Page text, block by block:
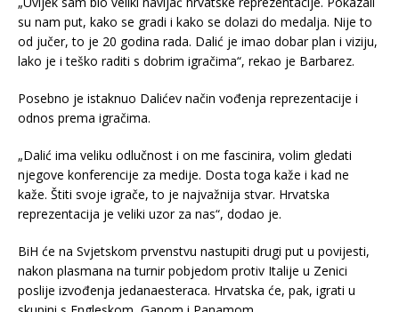
su nam put, kako se gradi i kako se dolazi do medalja. Nije to
od jučer, to je 20 godina rada. Dalić je imao dobar plan i viziju,
lako je i teško raditi s dobrim igračima“, rekao je Barbarez.
Posebno je istaknuo Dalićev način vođenja reprezentacije i
odnos prema igračima.
„Dalić ima veliku odlučnost i on me fascinira, volim gledati
njegove konferencije za medije. Dosta toga kaže i kad ne
kaže. Štiti svoje igrače, to je najvažnija stvar. Hrvatska
reprezentacija je veliki uzor za nas“, dodao je.
BiH će na Svjetskom prvenstvu nastupiti drugi put u povijesti,
nakon plasmana na turnir pobjedom protiv Italije u Zenici
poslije izvođenja jedanaesteraca. Hrvatska će, pak, igrati u